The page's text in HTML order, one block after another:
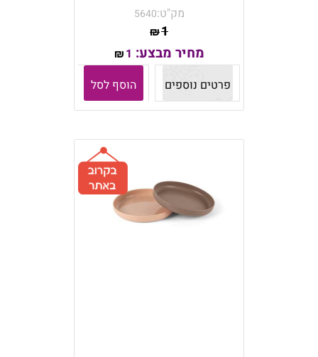
מק"ט:5640
₪1
מחיר מבצע: ₪1
פרטים נוספים
הוסף לסל